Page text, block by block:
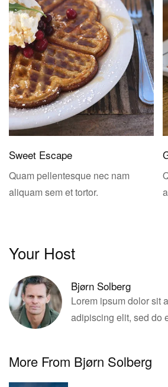
Sweet Escape
Quam pellentesque nec nam
aliquam sem et tortor.
Your Host
Bjørn Solberg
Lorem ipsum dolor sit
adipiscing elit, sed do
More From Bjørn Solberg